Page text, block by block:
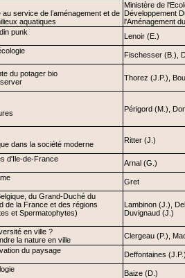
service de l’aménagement et de
aquatiques
Ministère de
Développement
l'Aménagement
punk
Lenoir (E.)
Fischesser (B.),
du potager bio
Thorez (J.P.),
Périgord (M.),
dans la société moderne
Ritter (J.)
d'Ile-de-France
Arnal (G.)
Gret
du Grand-Duché du
de la France et des régions
et Spermatophytes)
Lambinon (J.),
Duvignaud (J.)
en ville ?
la nature en ville
Clergeau (P.),
du paysage
Deffontaines
Baize (D.)